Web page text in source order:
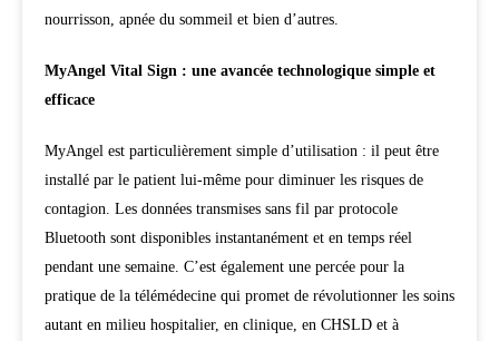
nourrisson, apnée du sommeil et bien d’autres.
MyAngel Vital Sign : une avancée technologique simple et
efficace
MyAngel est particulièrement simple d’utilisation : il peut être
installé par le patient lui-même pour diminuer les risques de
contagion. Les données transmises sans fil par protocole
Bluetooth sont disponibles instantanément et en temps réel
pendant une semaine. C’est également une percée pour la
pratique de la télémédecine qui promet de révolutionner les soins
autant en milieu hospitalier, en clinique, en CHSLD et à